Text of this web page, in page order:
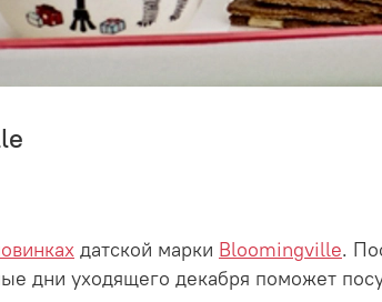
датской марки Bloomingville.
дни уходящего декабря поможет